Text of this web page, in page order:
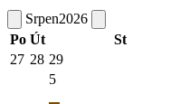
Srpen2026
Po Út St
27 28 29
5